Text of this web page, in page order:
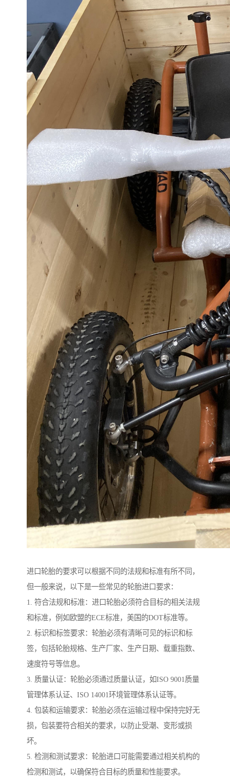
进口轮胎的要求可以根据不同的法规和标准有所不同，
但一般来说，以下是一些常见的轮胎进口要求：
1. 符合法规和标准：进口轮胎必须符合目标的相关法规
和标准，例如欧盟的ECE标准，美国的DOT标准等。
2. 标识和标签要求：轮胎必须有清晰可见的标识和标
签，包括轮胎规格、生产厂家、生产日期、载重指数、
速度符号等信息。
3. 质量认证：轮胎必须通过质量认证，如ISO 9001质量
管理体系认证、ISO 14001环境管理体系认证等。
4. 包装和运输要求：轮胎必须在运输过程中保持完好无
损，包装要符合相关的要求，以防止受潮、变形或损
坏。
5. 检测和测试要求：轮胎进口可能需要通过相关机构的
检测和测试，以确保符合目标的质量和性能要求。